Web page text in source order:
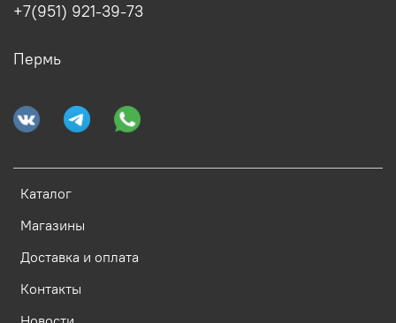
Каталог
Магазины
Доставка и оплата
Контакты
+7(951) 921-39-73
Пермь